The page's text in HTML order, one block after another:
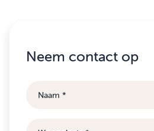
Neem contact op